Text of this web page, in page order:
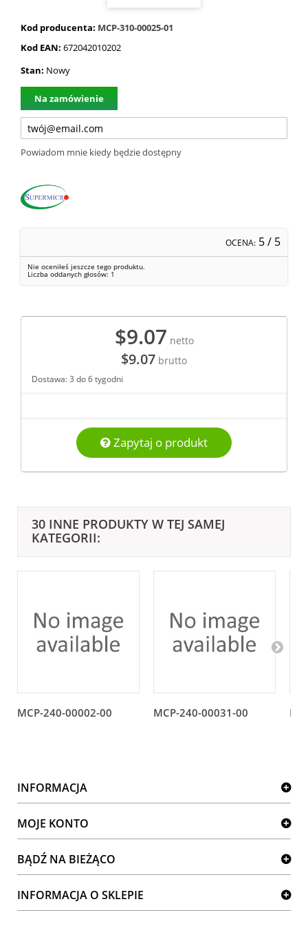
Kod producenta: MCP-310-00025-01
Kod EAN: 672042010202
Stan: Nowy
Na zamówienie
Powiadom mnie kiedy będzie dostępny
OCENA: 5/ 5
Nie oceniłeś jeszcze tego produktu.
Liczba oddanych głosów: 1
$9.07 netto
$9.07 brutto
Dostawa: 3 do 6 tygodni
Zapytaj o produkt
30 INNE PRODUKTY W TEJ SAMEJ
KATEGORII:
MCP-240-00002-00 MCP-240-00031-00
INFORMACJA
MOJE KONTO
BĄDŹ NA BIEŻĄCO
INFORMACJA O SKLEPIE